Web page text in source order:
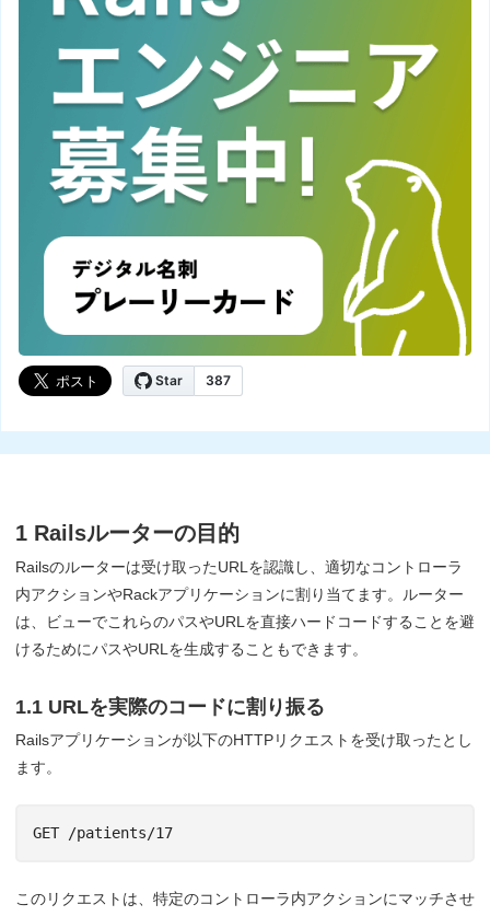
1 Railsルーターの目的
Railsのルーターは受け取ったURLを認識し、適切なコントローラ
内アクションやRackアプリケーションに割り当てます。ルーター
は、ビューでこれらのパスやURLを直接ハードコードすることを避
けるためにパスやURLを生成することもできます。
1.1 URLを実際のコードに割り振る
Railsアプリケーションが以下のHTTPリクエストを受け取ったとし
ます。
このリクエストは、特定のコントローラ内アクションにマッチさせ